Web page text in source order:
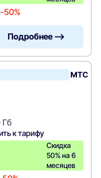
-50%
Подробнее —>
МТС
Гб
к тарифу
Скидка
50% на 6
месяцев